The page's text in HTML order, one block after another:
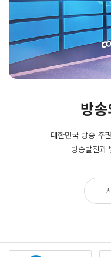
방
대한민국 방송 주
방송발전과